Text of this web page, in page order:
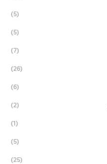
(5)
(5)
(7)
(26)
(6)
(2)
(1)
(5)
(25)